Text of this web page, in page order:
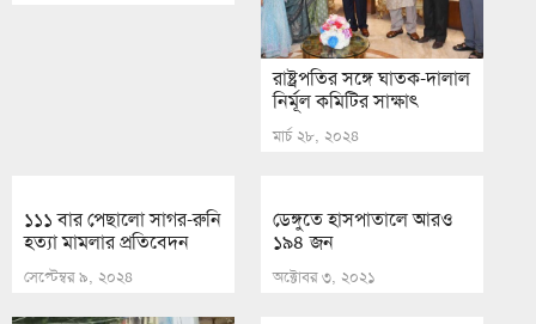
রাষ্ট্রপতির সঙ্গে ঘাতক-দালাল
নির্মূল কমিটির সাক্ষাৎ
মার্চ ২৮, ২০২৪
১১১ বার পেছালো সাগর-রুনি
হত্যা মামলার প্রতিবেদন
সেপ্টেম্বর ৯, ২০২৪
ডেঙ্গুতে হাসপাতালে আরও
১৯৪ জন
অক্টোবর ৩, ২০২১